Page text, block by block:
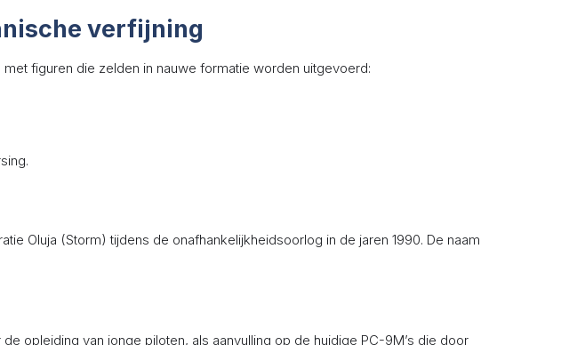
verfijning
figuren die zelden in nauwe formatie worden uitgevoerd:
Oluja (Storm) tijdens de onafhankelijkheidsoorlog in de jaren 1990. De naam
opleiding van jonge piloten, als aanvulling op de huidige PC-9M’s die door